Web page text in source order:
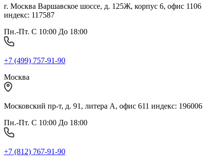
г. Москва Варшавское шоссе, д. 125Ж, корпус 6, офис 1106
индекс: 117587
Пн.-Пт. С 10:00 До 18:00
+7 (499) 757-91-90
Москва
Московский пр-т, д. 91, литера А, офис 611 индекс: 196006
Пн.-Пт. С 10:00 До 18:00
+7 (812) 767-91-90